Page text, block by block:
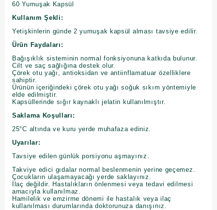
60 Yumuşak Kapsül
Kullanım Şekli:
Yetişkinlerin günde 2 yumuşak kapsül alması tavsiye edilir.
Ürün Faydaları:
Bağışıklık sisteminin normal fonksiyonuna katkıda bulunur.
Cilt ve saç sağlığına destek olur.
Çörek otu yağı, antioksidan ve antiinflamatuar özelliklere
sahiptir.
Ürünün içeriğindeki çörek otu yağı soğuk sıkım yöntemiyle
elde edilmiştir.
Kapsüllerinde sığır kaynaklı jelatin kullanılmıştır.
Saklama Koşulları:
25°C altında ve kuru yerde muhafaza ediniz.
Uyarılar:
Tavsiye edilen günlük porsiyonu aşmayınız.
Takviye edici gıdalar normal beslenmenin yerine geçemez.
Çocukların ulaşamayacağı yerde saklayınız.
İlaç değildir. Hastalıkların önlenmesi veya tedavi edilmesi
amacıyla kullanılmaz.
Hamilelik ve emzirme dönemi ile hastalık veya ilaç
kullanılması durumlarında doktorunuza danışınız.